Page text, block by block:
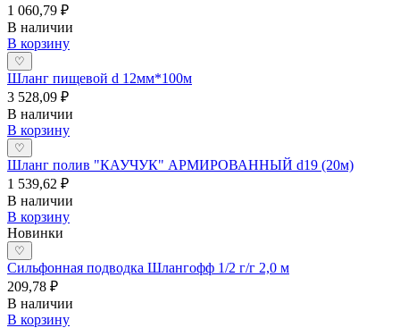
1 060,79 ₽
В наличии
В корзину
♡
Шланг пищевой d 12мм*100м
3 528,09 ₽
В наличии
В корзину
♡
Шланг полив "КАУЧУК" АРМИРОВАННЫЙ d19 (20м)
1 539,62 ₽
В наличии
В корзину
Новинки
♡
Сильфонная подводка Шлангофф 1/2 г/г 2,0 м
209,78 ₽
В наличии
В корзину